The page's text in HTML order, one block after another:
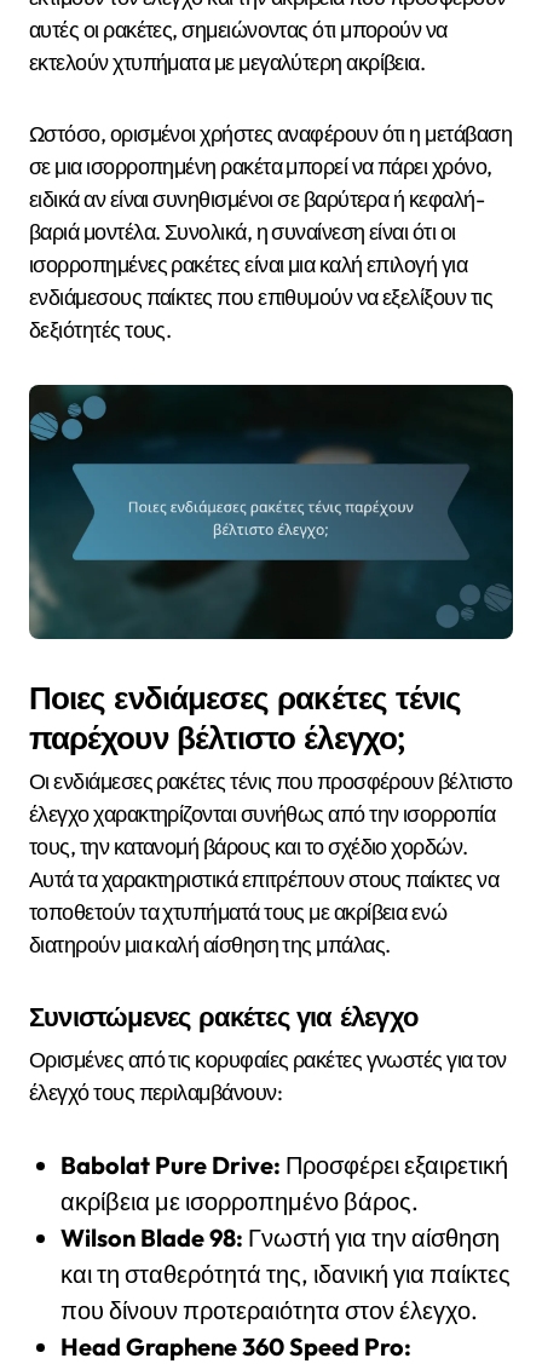
αυτές οι ρακέτες, σημειώνοντας ότι μπορούν να
εκτελούν χτυπήματα με μεγαλύτερη ακρίβεια.
Ωστόσο, ορισμένοι χρήστες αναφέρουν ότι η μετάβαση
σε μια ισορροπημένη ρακέτα μπορεί να πάρει χρόνο,
ειδικά αν είναι συνηθισμένοι σε βαρύτερα ή κεφαλή-
βαριά μοντέλα. Συνολικά, η συναίνεση είναι ότι οι
ισορροπημένες ρακέτες είναι μια καλή επιλογή για
ενδιάμεσους παίκτες που επιθυμούν να εξελίξουν τις
δεξιότητές τους.
Ποιες ενδιάμεσες ρακέτες τένις
παρέχουν βέλτιστο έλεγχο;
Οι ενδιάμεσες ρακέτες τένις που προσφέρουν βέλτιστο
έλεγχο χαρακτηρίζονται συνήθως από την ισορροπία
τους, την κατανομή βάρους και το σχέδιο χορδών.
Αυτά τα χαρακτηριστικά επιτρέπουν στους παίκτες να
τοποθετούν τα χτυπήματά τους με ακρίβεια ενώ
διατηρούν μια καλή αίσθηση της μπάλας.
Συνιστώμενες ρακέτες για έλεγχο
Ορισμένες από τις κορυφαίες ρακέτες γνωστές για τον
έλεγχό τους περιλαμβάνουν:
Babolat Pure Drive: Προσφέρει εξαιρετική
ακρίβεια με ισορροπημένο βάρος.
Wilson Blade 98: Γνωστή για την αίσθηση
και τη σταθερότητά της, ιδανική για παίκτες
που δίνουν προτεραιότητα στον έλεγχο.
Head Graphene 360 Speed Pro: